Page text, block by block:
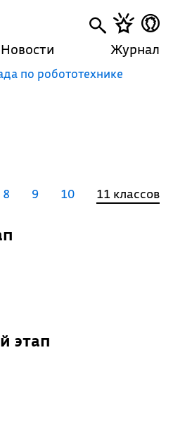
Новости Журнал
по робототехнике
8 9 10 11 классов
этап